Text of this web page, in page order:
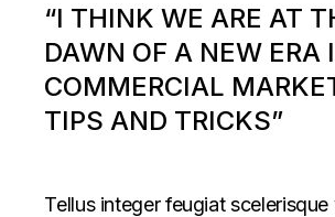
“I THINK WE ARE AT
DAWN OF A NEW ERA
COMMERCIAL
TIPS AND TRICKS”
Tellus integer feugiat scelerisque